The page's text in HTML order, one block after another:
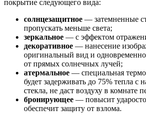
покрытие следующего вида:
солнцезащитное — затемненные
пропускать меньше света;
зеркальное — с эффектом
декоративное — нанесение
оригинальный вид и
от прямых солнечных лучей;
атермальное — специальная
будет задерживать до 75% тепла с
стекла, не даст воздуху в комнате
бронирующее — повысит
обеспечит защиту от взлома.